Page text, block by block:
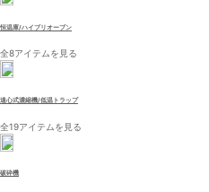
恒温庫/ハイブリオーブン
全8アイテムを見る
遠心式濃縮機/低温トラップ
全19アイテムを見る
破砕機